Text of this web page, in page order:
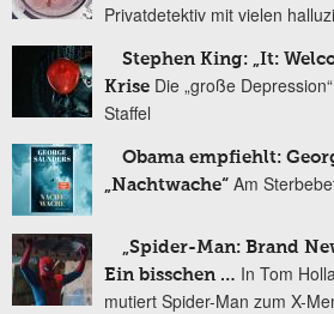
Privatdetektiv mit vielen
Stephen King: „It:
Krise Die „große
Staffel
Obama empfiehlt:
„Nachtwache“ Am
„Spider-Man: Brand
Ein bisschen … In Tom
mutiert Spider-Man zum X-